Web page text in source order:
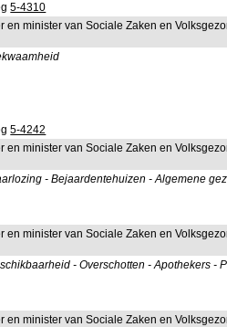
5-4310
en minister van Sociale Zaken en
5-4242
en minister van Sociale Zaken en
- Bejaardentehuizen - Algemene
en minister van Sociale Zaken en
- Overschotten - Apothekers -
en minister van Sociale Zaken en